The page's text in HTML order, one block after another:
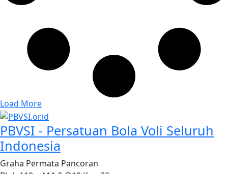
Load More
PBVSI - Persatuan Bola Voli Seluruh
Indonesia
Graha Permata Pancoran